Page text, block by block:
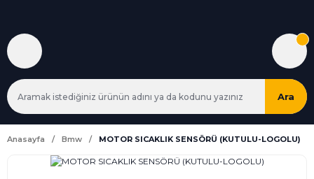
Ara
Anasayfa Bmw MOTOR SICAKLIK SENSÖRÜ (KUTULU-LOGOLU)